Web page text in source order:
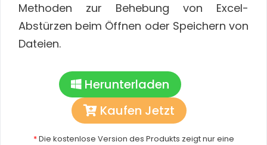
Methoden zur Behebung von Excel-
Abstürzen beim Öffnen oder Speichern von
Dateien.
Herunterladen
Kaufen Jetzt
*Die kostenlose Version des Produkts zeigt nur eine